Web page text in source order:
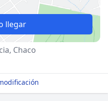
llegar
Chaco